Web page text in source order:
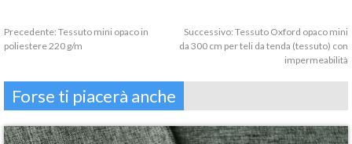
Precedente: Tessuto mini opaco in
poliestere 220 g/m
Successivo: Tessuto Oxford opaco mini
da 300 cm per teli da tenda (tessuto) con
impermeabilità
Forse ti piacerà anche